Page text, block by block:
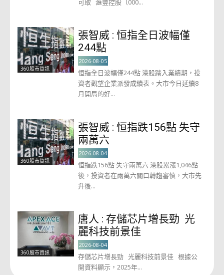
可取 滙豐控股（000...
360股市資訊
張智威 : 恒指全日波幅僅
244點
2026-08-05
恒指全日波幅僅244點 港股踏入業績期，投
資者觀望企業派發成績表。大市今日延續8
月開局的好...
360股市資訊
張智威 : 恒指跌156點 失守
兩萬六
2026-08-04
恒指跌156點 失守兩萬六 港股累漲1,046點
後，投資者在兩萬六關口轉趨審慎，大市先
升後...
360股市資訊
唐人 : 存儲芯片增長勁 光
麗科技前景佳
2026-08-04
存儲芯片增長勁 光麗科技前景佳 根據公
開資料顯示，2025年...